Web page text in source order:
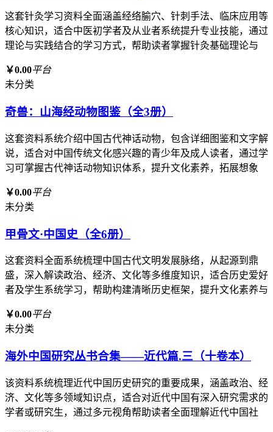
这套针灸学习资料全面涵盖经络腧穴、针刺手法、临床应用等
核心知识，适合中医初学者及从业者系统提升专业技能，通过
理论与实践结合的学习方式，帮助读者掌握针灸基础理论与
￥0.00平台
未分类
奇兽：山海经动物图鉴（全3册）
这套资料系统介绍中国古代神话动物，包含详细图鉴和文字解
说，适合对中国传统文化感兴趣的青少年及成人读者，通过学
习可掌握古代神话动物知识体系，提升文化素养，拓展想象
￥0.00平台
未分类
甲骨文·中国史（全6册）
这套资料全面系统梳理中国古代文明发展脉络，从起源到鼎
盛，深入解读政治、经济、文化等多维度知识，适合历史爱好
者及学生系统学习，帮助构建清晰历史框架，提升文化素养与
￥0.00平台
未分类
海外中国研究丛书合集——近代篇.三（十卷本）
该资料系统梳理近代中国历史研究的重要成果，涵盖政治、经
济、文化等多领域知识点，适合对近代中国有深入研究需求的
学者或研究生，通过多元视角帮助读者全面理解近代中国社